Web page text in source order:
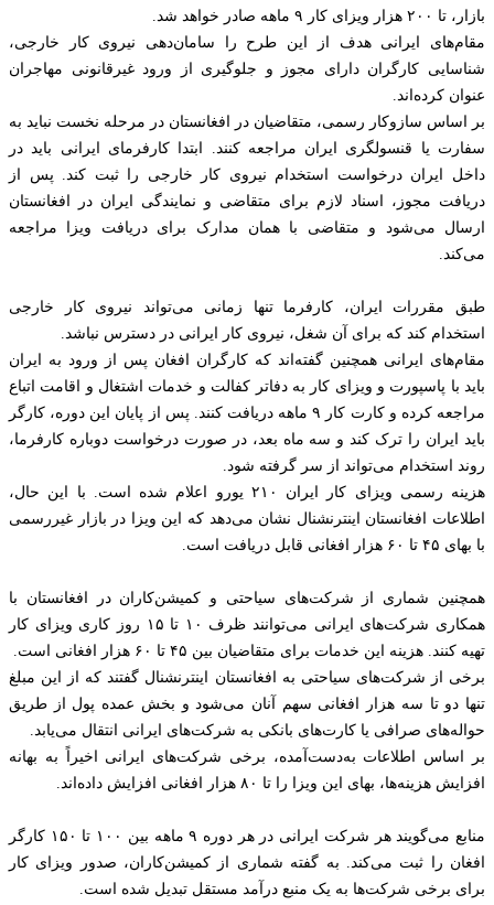
بازار، تا ۲۰۰ هزار ویزای کار ۹ ماهه صادر خواهد شد.
مقام‌های ایرانی هدف از این طرح را سامان‌دهی نیروی کار خارجی،
شناسایی کارگران دارای مجوز و جلوگیری از ورود غیرقانونی مهاجران
عنوان کرده‌اند.
بر اساس سازوکار رسمی، متقاضیان در افغانستان در مرحله نخست نباید به
سفارت یا قنسولگری ایران مراجعه کنند. ابتدا کارفرمای ایرانی باید در
داخل ایران درخواست استخدام نیروی کار خارجی را ثبت کند. پس از
دریافت مجوز، اسناد لازم برای متقاضی و نمایندگی ایران در افغانستان
ارسال می‌شود و متقاضی با همان مدارک برای دریافت ویزا مراجعه
می‌کند.
طبق مقررات ایران، کارفرما تنها زمانی می‌تواند نیروی کار خارجی
استخدام کند که برای آن شغل، نیروی کار ایرانی در دسترس نباشد.
مقام‌های ایرانی همچنین گفته‌اند که کارگران افغان پس از ورود به ایران
باید با پاسپورت و ویزای کار به دفاتر کفالت و خدمات اشتغال و اقامت اتباع
مراجعه کرده و کارت کار ۹ ماهه دریافت کنند. پس از پایان این دوره، کارگر
باید ایران را ترک کند و سه ماه بعد، در صورت درخواست دوباره کارفرما،
روند استخدام می‌تواند از سر گرفته شود.
هزینه رسمی ویزای کار ایران ۲۱۰ یورو اعلام شده است. با این حال،
اطلاعات افغانستان اینترنشنال نشان می‌دهد که این ویزا در بازار غیررسمی
با بهای ۴۵ تا ۶۰ هزار افغانی قابل دریافت است.
همچنین شماری از شرکت‌های سیاحتی و کمیشن‌کاران در افغانستان با
همکاری شرکت‌های ایرانی می‌توانند ظرف ۱۰ تا ۱۵ روز کاری ویزای کار
تهیه کنند. هزینه این خدمات برای متقاضیان بین ۴۵ تا ۶۰ هزار افغانی است.
برخی از شرکت‌های سیاحتی به افغانستان اینترنشنال گفتند که از این مبلغ
تنها دو تا سه هزار افغانی سهم آنان می‌شود و بخش عمده پول از طریق
حواله‌های صرافی یا کارت‌های بانکی به شرکت‌های ایرانی انتقال می‌یابد.
بر اساس اطلاعات به‌دست‌آمده، برخی شرکت‌های ایرانی اخیراً به بهانه
افزایش هزینه‌ها، بهای این ویزا را تا ۸۰ هزار افغانی افزایش داده‌اند.
منابع می‌گویند هر شرکت ایرانی در هر دوره ۹ ماهه بین ۱۰۰ تا ۱۵۰ کارگر
افغان را ثبت می‌کند. به گفته شماری از کمیشن‌کاران، صدور ویزای کار
برای برخی شرکت‌ها به یک منبع درآمد مستقل تبدیل شده است.